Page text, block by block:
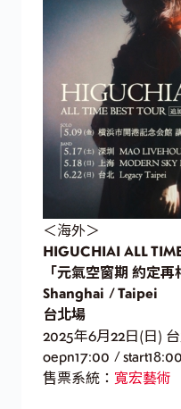
＜海外＞
HIGUCHIAI ALL
「元氣空窗期 約定再
Shanghai / Taipei
台北場
2025年6月22日(日)
oepn17:00 / start18:00
售票系統： 寬宏藝術